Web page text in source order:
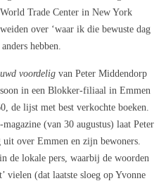
Trade Center in New York
over ‘waar ik die bewuste dag
hebben.
voordelig van Peter Middendorp
in een Blokker-filiaal in Emmen
de lijst met best verkochte boeken.
(van 30 augustus) laat Peter
over Emmen en zijn bewoners.
de lokale pers, waarbij de woorden
vielen (dat laatste sloeg op Yvonne